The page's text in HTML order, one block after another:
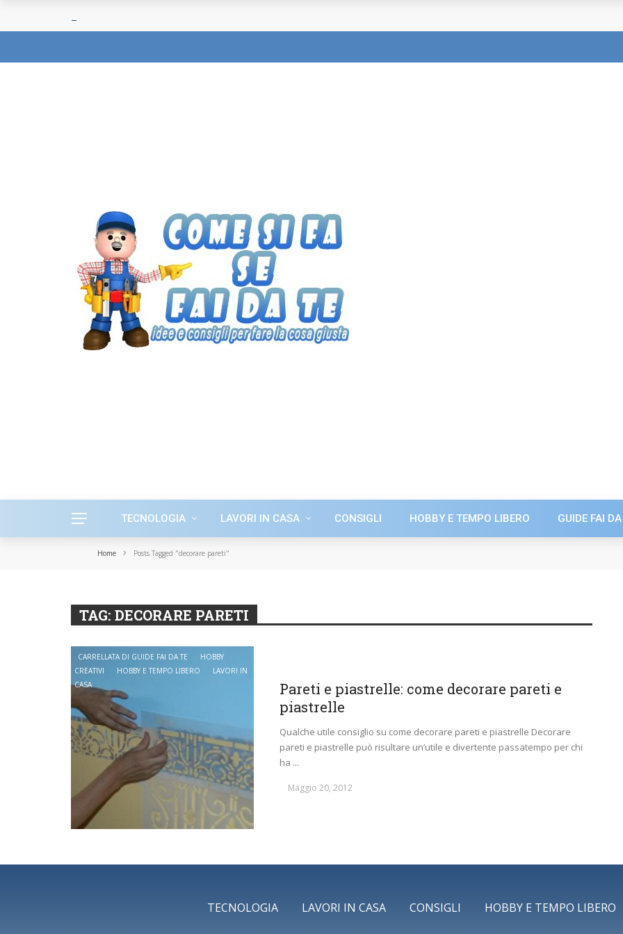
TECNOLOGIA LAVORI IN CASA CONSIGLI HOBBY E TEMPO LIBERO GUIDE FAI
Home › Posts Tagged "decorare pareti"
TAG: DECORARE PARETI
CARRELLATA DI GUIDE FAI DA TE
HOBBY
CREATIVI
HOBBY E TEMPO LIBERO
LAVORI IN
CASA
Pareti e piastrelle: come decorare pareti e
piastrelle
Qualche utile consiglio su come decorare pareti e piastrelle Decorare
pareti e piastrelle può risultare un’utile e divertente passatempo per chi
ha ...
Maggio 20, 2012
TECNOLOGIA LAVORI IN CASA CONSIGLI HOBBY E TEMPO LIBERO